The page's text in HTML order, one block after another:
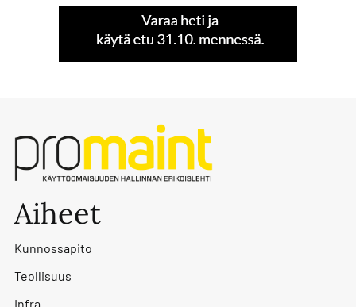
Aiheet
Kunnossapito
Teollisuus
Infra